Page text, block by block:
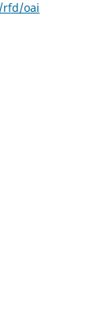
rfd/oai